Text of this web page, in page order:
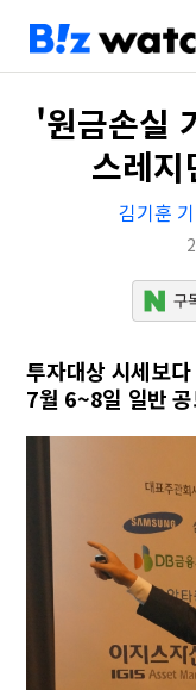
'원금손실
스레지
김기훈
투자대상 시세보
7월 6~8일 일반